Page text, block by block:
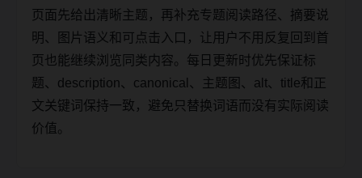
页面先给出清晰主题，再补充专题阅读路径、摘要说
明、图片语义和可点击入口，让用户不用反复回到首
页也能继续浏览同类内容。每日更新时优先保证标
题、description、canonical、主题图、alt、title和正
文关键词保持一致，避免只替换词语而没有实际阅读
价值。